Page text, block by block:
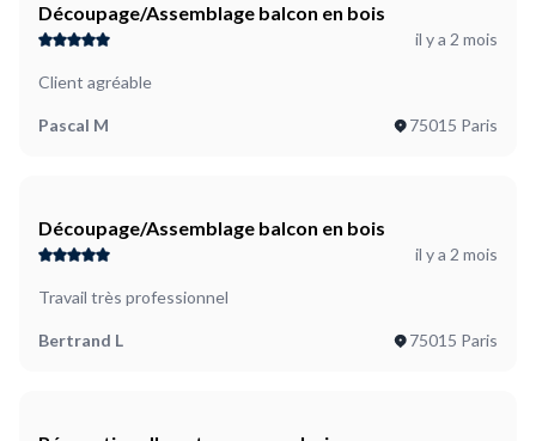
Découpage/Assemblage balcon en bois
il y a 2 mois
Client agréable
Pascal M 75015 Paris
Découpage/Assemblage balcon en bois
il y a 2 mois
Travail très professionnel
Bertrand L 75015 Paris